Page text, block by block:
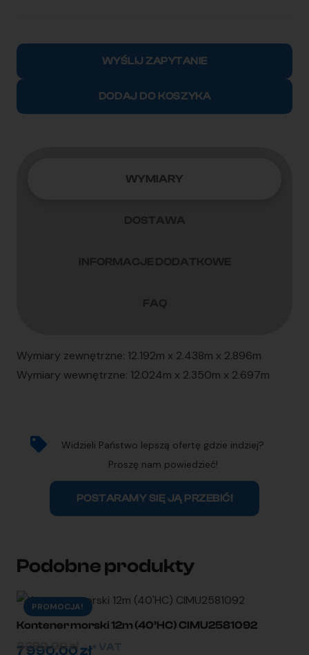
morski
(40'HC)
WYŚLIJ ZAPYTANIE
DODAJ DO KOSZYKA
WYMIARY
Wymiary zewnętrzne: 12.192m x 2.438m x 2.896m
Wymiary wewnętrzne: 12.024m x 2.350m x 2.697m
Widzieli Państwo lepszą ofertę gdzie indziej?
Proszę nam powiedzieć!
POSTARAMY SIĘ JĄ PRZEBIĆ!
Podobne produkty
PROMOCJA!
Kontener morski 12m (40’HC) CIMU2581092
7 990,00zł+ VAT
8 290,00zł